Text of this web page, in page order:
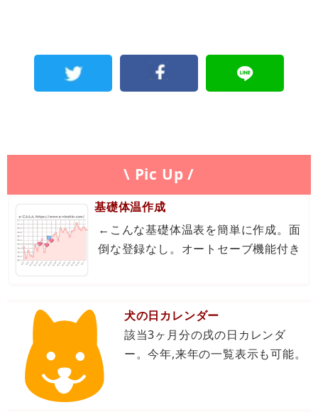
\ Pic Up /
基礎体温作成
←こんな基礎体温表を簡単に作成。面
倒な登録なし。オートセーブ機能付き
犬の日カレンダー
該当3ヶ月分の戌の日カレンダ
ー。今年,来年の一覧表示も可能。